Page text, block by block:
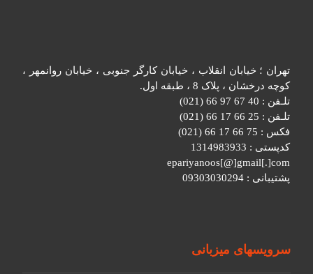
تهران ؛ خیابان انقلاب ، خیابان کارگر جنوبی ، خیابان روانمهر ،
کوچه درخشان ، پلاک 8 ، طبقه اول.
تلـفن : 40 67 97 66 (021)
تلـفن : 25 66 17 66 (021)
فکس : 75 66 17 66 (021)
کدپستی : 1314983933
epariyanoos[@]gmail[.]com
پشتیبانی : 09303030294
سرویسهای میزبانی